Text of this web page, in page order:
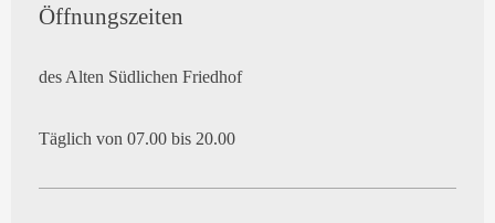
Öffnungszeiten
des Alten Südlichen Friedhof
Täglich von 07.00 bis 20.00